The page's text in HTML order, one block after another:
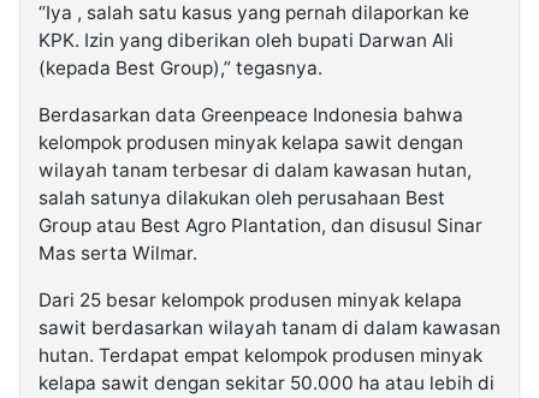
“Iya , salah satu kasus yang pernah dilaporkan ke
KPK. Izin yang diberikan oleh bupati Darwan Ali
(kepada Best Group),” tegasnya.
Berdasarkan data Greenpeace Indonesia bahwa
kelompok produsen minyak kelapa sawit dengan
wilayah tanam terbesar di dalam kawasan hutan,
salah satunya dilakukan oleh perusahaan Best
Group atau Best Agro Plantation, dan disusul Sinar
Mas serta Wilmar.
Dari 25 besar kelompok produsen minyak kelapa
sawit berdasarkan wilayah tanam di dalam kawasan
hutan. Terdapat empat kelompok produsen minyak
kelapa sawit dengan sekitar 50.000 ha atau lebih di